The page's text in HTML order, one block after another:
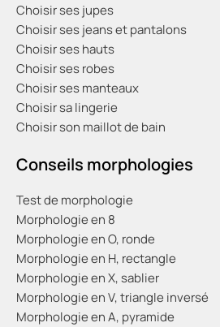
Choisir ses jupes
Choisir ses jeans et pantalons
Choisir ses hauts
Choisir ses robes
Choisir ses manteaux
Choisir sa lingerie
Choisir son maillot de bain
Conseils morphologies
Test de morphologie
Morphologie en 8
Morphologie en O, ronde
Morphologie en H, rectangle
Morphologie en X, sablier
Morphologie en V, triangle inversé
Morphologie en A, pyramide